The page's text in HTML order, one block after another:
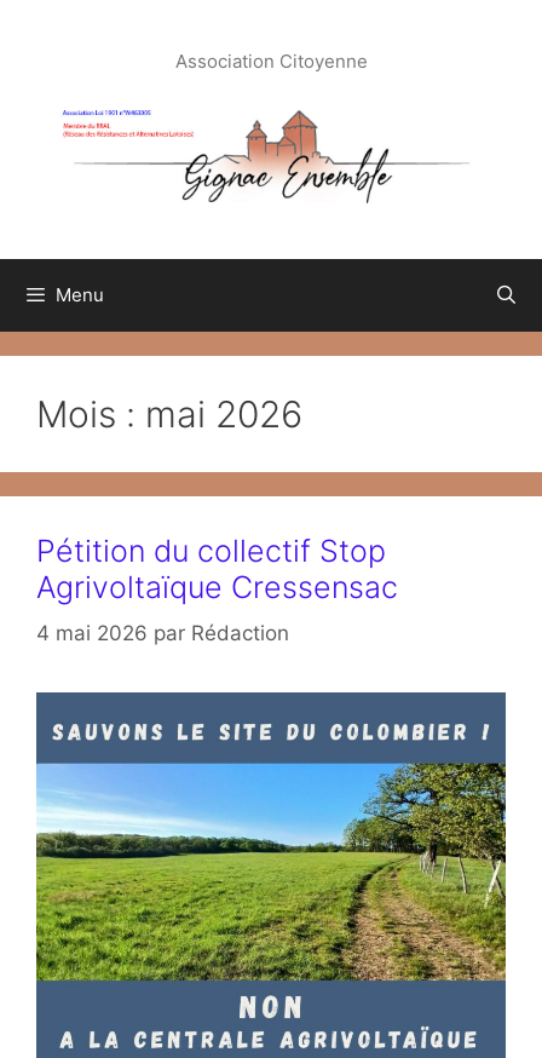
Association Citoyenne
Menu
Mois : mai 2026
Pétition du collectif Stop
Agrivoltaïque Cressensac
4 mai 2026 par Rédaction